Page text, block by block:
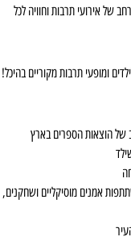
של אירועי תרבות וחוויה לכל
ומופעי תרבות מקוריים בהיכל!
של הוצאות הספרים בארץ
אמנים מוסיקליים ושחקנים,